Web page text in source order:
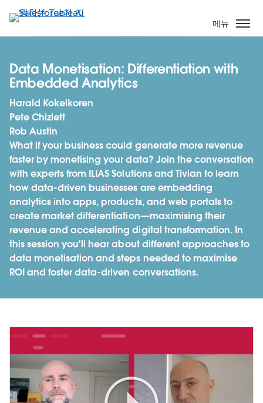
요
콘
메뉴
Data Monetisation: Differentiation with
Embedded Analytics
Harald Kokelkoren
Pete Chizlett
Rob Austin
What if your business could generate more revenue
faster by monetising your data? Join the conversation
with experts from ILIAS Solutions and Tivian to learn
how data-driven businesses are embedding
analytics into apps, products, and web portals to
create market differentiation—maximising their
revenue and accelerating digital transformation. In
this session you'll hear about different approaches to
data monetisation and steps needed to maximise
ROI and foster data-driven conversations.